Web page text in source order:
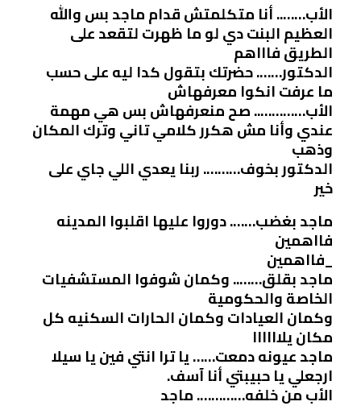
الأب…….. أنا متكلمتش قدام ماجد بس والله
العظيم البنت دي لو ما ظهرت لتقعد على
الطريق فاااهم
الدكتور……. حضرتك بتقول كدا ليه على حسب
ما عرفت انكوا معرفهاش
الأب………….. صح منعرفهاش بس هي مهمة
عندي وأنا مش هكرر كلامي تاني وترك المكان
وذهب
الدكتور بخوف………. ربنا يعدي اللي جاي على
خير
ماجد بغضب……. دوروا عليها اقلبوا المدينه
فااهمين
_فااهمين
ماجد بقلق…….. وكمان شوفوا المستشفيات
الخاصة والحكومية
وكمان العيادات وكمان الحارات السكنيه كل
مكان يلاااااا
ماجد عيونه دمعت…… يا ترا انتي فين يا سيلا
ارجعلي يا حبيبتي أنا آسف.
الأب من خلفه…………. ماجد